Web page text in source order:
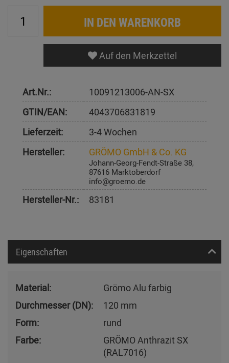
IN DEN WARENKORB
Auf den Merkzettel
Art.Nr.:
10091213006-AN-SX
GTIN/EAN:
4043706831819
Lieferzeit:
3-4 Wochen
Hersteller:
GRÖMO GmbH & Co. KG
Johann-Georg-Fendt-Straße 38,
87616 Marktoberdorf
info@groemo.de
Hersteller-Nr.: 83181
Eigenschaften
Material:
Grömo Alu farbig
Durchmesser (DN):
120 mm
Form:
rund
Farbe:
GRÖMO Anthrazit SX
(RAL7016)